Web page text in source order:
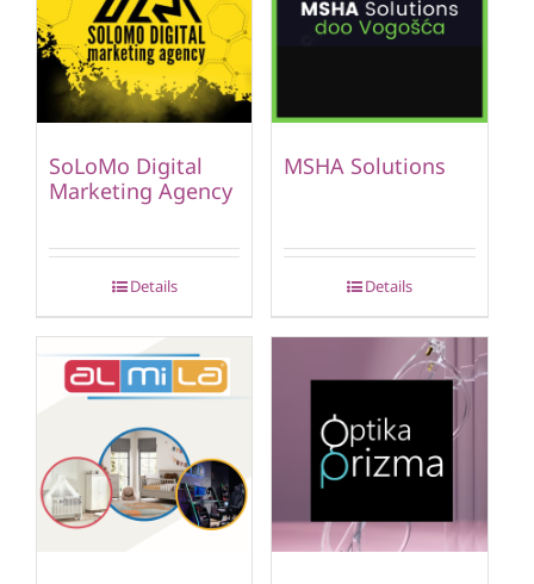
SoLoMo Digital
Marketing Agency
Details
MSHA Solutions
Details